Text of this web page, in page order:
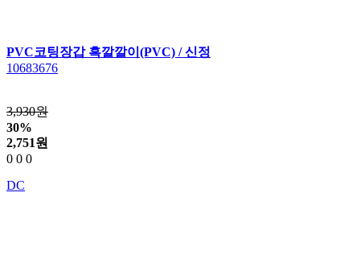
PVC코팅장갑 흑깔깔이(PVC) / 신정
10683676
3,930원
30%
2,751원
0 0 0
DC